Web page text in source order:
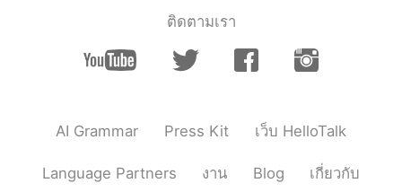
ติดตามเรา
AI Grammar Press Kit เว็บ HelloTalk
Language Partners งาน Blog เกี่ยวกับ